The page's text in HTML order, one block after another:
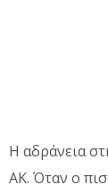
Η αδράνεια
ΑΚ. Όταν ο